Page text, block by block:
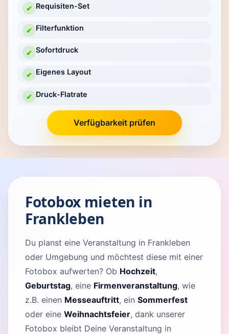
✔ Requisiten-Set
✔ Filterfunktion
✔ Sofortdruck
✔ Eigenes Layout
✔ Druck-Flatrate
Verfügbarkeit prüfen
Fotobox mieten in
Frankleben
Du planst eine Veranstaltung in Frankleben
oder Umgebung und möchtest diese mit einer
Fotobox aufwerten? Ob Hochzeit,
Geburtstag, eine Firmenveranstaltung, wie
z.B. einen Messeauftritt, ein Sommerfest
oder eine Weihnachtsfeier, dank unserer
Fotobox bleibt Deine Veranstaltung in